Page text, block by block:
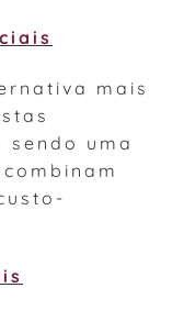
mais
uma